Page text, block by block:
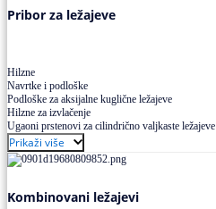
Pribor za ležajeve
Hilzne
Navrtke i podloške
Podloške za aksijalne kuglične ležajeve
Hilzne za izvlačenje
Ugaoni prstenovi za cilindrično valjkaste ležajeve
Prikaži više
Kombinovani ležajevi